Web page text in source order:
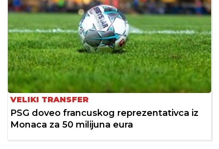
VELIKI TRANSFER
PSG doveo francuskog reprezentativca iz
Monaca za 50 milijuna eura